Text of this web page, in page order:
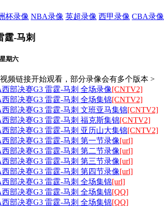
杯录像 NBA录像 英超录像 西甲录像 CBA录像
霆-马刺
期六
频链接开始观看，部分录像会有多个版本 >
部决赛G3 雷霆-马刺 全场录像[CNTV2]
西部决赛G3 雷霆-马刺 全场集锦[CNTV2]
西部决赛G3 雷霆-马刺 文班亚马集锦[CNTV2]
西部决赛G3 雷霆-马刺 福克斯集锦[CNTV2]
西部决赛G3 雷霆-马刺 亚历山大集锦[CNTV2]
西部决赛G3 雷霆-马刺 第一节录像[url]
西部决赛G3 雷霆-马刺 第二节录像[url]
西部决赛G3 雷霆-马刺 第三节录像[url]
西部决赛G3 雷霆-马刺 第四节录像[url]
西部决赛G3 雷霆-马刺 全场集锦[url]
西部决赛G3 雷霆-马刺 全场集锦[QQ]
西部决赛G3 雷霆-马刺 全场集锦[QQ]